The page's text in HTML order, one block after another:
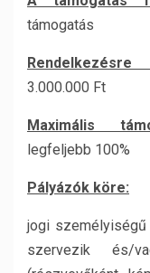
támogatás
3.000.000 Ft
Maximális
legfeljebb 100%
Pályázók köre:
jogi
szervezik és/